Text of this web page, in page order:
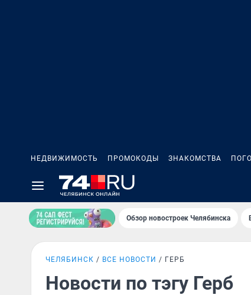
НЕДВИЖИМОСТЬ ПРОМОКОДЫ ЗНАКОМСТВА
Обзор новостроек Челябинска
ЧЕЛЯБИНСК ВСЕ НОВОСТИ ГЕРБ
Новости по тэгу Герб